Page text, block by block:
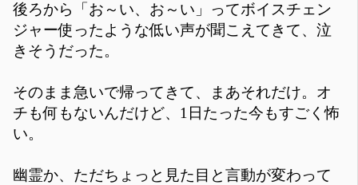
後ろから「お～い、お～い」ってボイスチェン
ジャー使ったような低い声が聞こえてきて、泣
きそうだった。
そのまま急いで帰ってきて、まあそれだけ。オ
チも何もないんだけど、1日たった今もすごく怖
い。
幽霊か、ただちょっと見た目と言動が変わって